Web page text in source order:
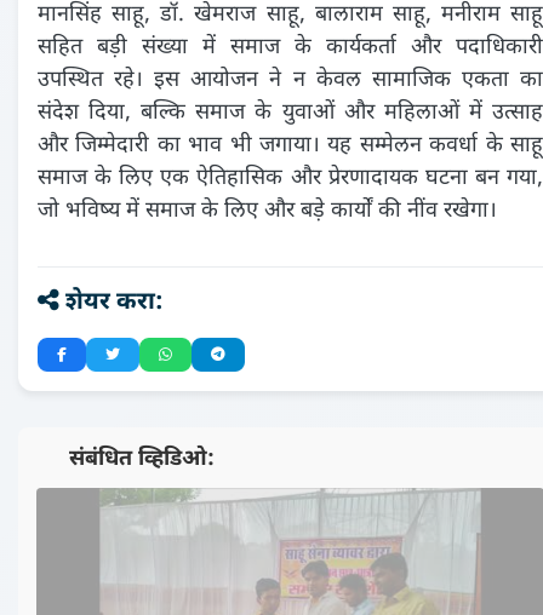
मानसिंह साहू, डॉ. खेमराज साहू, बालाराम साहू, मनीराम साहू
सहित बड़ी संख्या में समाज के कार्यकर्ता और पदाधिकारी
उपस्थित रहे। इस आयोजन ने न केवल सामाजिक एकता का
संदेश दिया, बल्कि समाज के युवाओं और महिलाओं में उत्साह
और जिम्मेदारी का भाव भी जगाया। यह सम्मेलन कवर्धा के साहू
समाज के लिए एक ऐतिहासिक और प्रेरणादायक घटना बन गया,
जो भविष्य में समाज के लिए और बड़े कार्यों की नींव रखेगा।
शेयर करा:
📺 संबंधित व्हिडिओ: